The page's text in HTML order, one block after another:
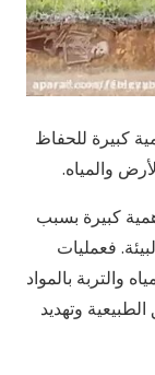
كبيرة للحفاظ
والمياه.
كبيرة بسبب
فعمليات
والتربة بالمواد
وتهديد